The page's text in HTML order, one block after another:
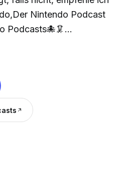
Nintendo Podcast
Podcasts🐙🦑
message Danke